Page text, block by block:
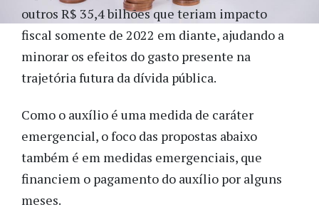
outros R$ 35,4 bilhões que teriam impacto
fiscal somente de 2022 em diante, ajudando a
minorar os efeitos do gasto presente na
trajetória futura da dívida pública.
Como o auxílio é uma medida de caráter
emergencial, o foco das propostas abaixo
também é em medidas emergenciais, que
financiem o pagamento do auxílio por alguns
meses.